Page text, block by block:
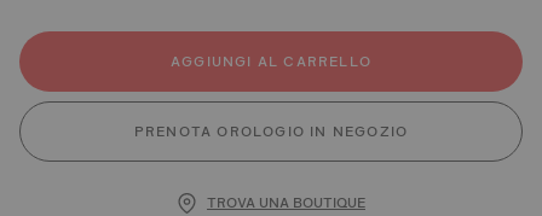
AGGIUNGI AL CARRELLO
PRENOTA OROLOGIO IN NEGOZIO
TROVA UNA BOUTIQUE